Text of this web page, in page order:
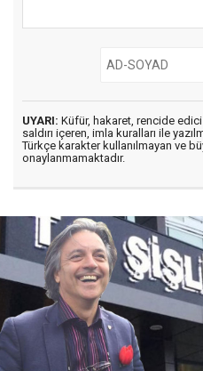
UYARI: Küfür, hakaret, rencide
saldırı içeren, imla kuralları ile
Türkçe karakter kullanılmayan ve
onaylanmamaktadır.